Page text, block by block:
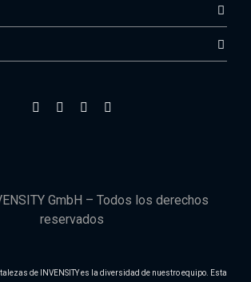
GmbH – Todos los derechos
reservados
de INVENSITY es la diversidad de nuestro equipo. Esta